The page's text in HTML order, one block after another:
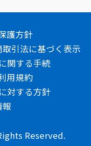
護方針
引法に基づく表示
関する手続
用規約
対する方針
報
Reserved.